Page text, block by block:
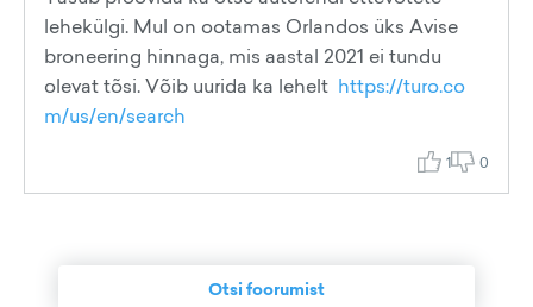
lehekülgi. Mul on ootamas Orlandos üks Avise
broneering hinnaga, mis aastal 2021 ei tundu
olevat tõsi. Võib uurida ka lehelt https://turo.co
m/us/en/search
1 0
Otsi foorumist